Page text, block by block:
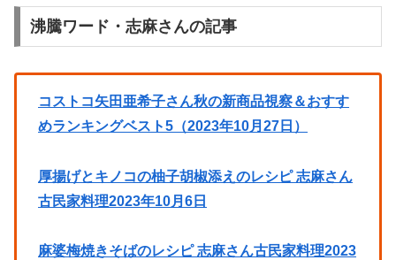
沸騰ワード・志麻さんの記事
コストコ矢田亜希子さん秋の新商品視察＆おすす
めランキングベスト5（2023年10月27日）
厚揚げとキノコの柚子胡椒添えのレシピ 志麻さん
古民家料理2023年10月6日
麻婆梅焼きそばのレシピ 志麻さん古民家料理2023